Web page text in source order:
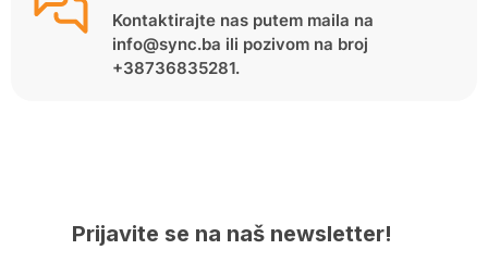
Kontaktirajte nas putem maila na
info@sync.ba ili pozivom na broj
+38736835281.
Prijavite se na naš newsletter!